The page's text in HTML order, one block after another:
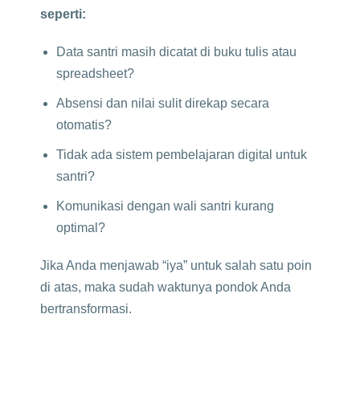
seperti:
Data santri masih dicatat di buku tulis atau
spreadsheet?
Absensi dan nilai sulit direkap secara
otomatis?
Tidak ada sistem pembelajaran digital untuk
santri?
Komunikasi dengan wali santri kurang
optimal?
Jika Anda menjawab “iya” untuk salah satu poin
di atas, maka sudah waktunya pondok Anda
bertransformasi.